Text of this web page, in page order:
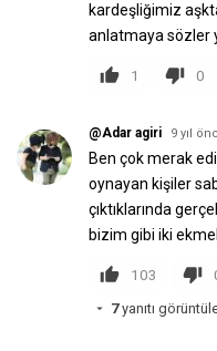
kardeşliğimiz
anlatmaya sözler
1 0
@Adar agiri 9 yıl
Ben çok merak
oynayan kişiler
çıktıklarında
bizim gibi iki
103
7yanıtı